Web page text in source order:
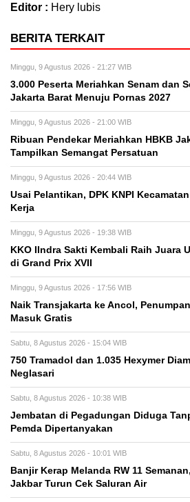
Editor : Hery lubis
BERITA TERKAIT
Minggu, 9 Agustus 2026 - 21:27 WIB
3.000 Peserta Meriahkan Senam dan
Jakarta Barat Menuju Pornas 2027
Minggu, 9 Agustus 2026 - 21:00 WIB
Ribuan Pendekar Meriahkan HBKB
Tampilkan Semangat Persatuan
Minggu, 9 Agustus 2026 - 20:44 WIB
Usai Pelantikan, DPK KNPI
Kerja
Minggu, 9 Agustus 2026 - 19:38 WIB
KKO IIndra Sakti Kembali Raih Juara
di Grand Prix XVII
Minggu, 9 Agustus 2026 - 17:56 WIB
Naik Transjakarta ke Ancol,
Masuk Gratis
Sabtu, 8 Agustus 2026 - 15:04 WIB
750 Tramadol dan 1.035 Hexymer
Neglasari
Sabtu, 8 Agustus 2026 - 10:38 WIB
Jembatan di Pegadungan Diduga
Pemda Dipertanyakan
Sabtu, 8 Agustus 2026 - 10:01 WIB
Banjir Kerap Melanda RW 11
Jakbar Turun Cek Saluran Air